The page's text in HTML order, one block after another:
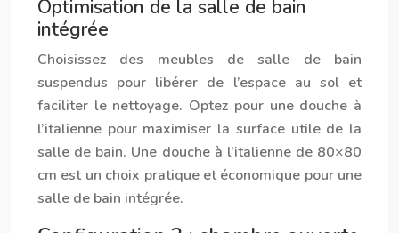
Optimisation de la salle de bain
intégrée
Choisissez des meubles de salle de bain
suspendus pour libérer de l’espace au sol et
faciliter le nettoyage. Optez pour une douche à
l’italienne pour maximiser la surface utile de la
salle de bain. Une douche à l’italienne de 80×80
cm est un choix pratique et économique pour une
salle de bain intégrée.